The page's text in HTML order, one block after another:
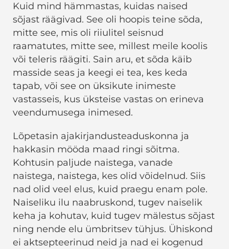
Kuid mind hämmastas, kuidas naised
sõjast räägivad. See oli hoopis teine ​​sõda,
mitte see, mis oli riiulitel seisnud
raamatutes, mitte see, millest meile koolis
või teleris räägiti. Sain aru, et sõda käib
masside seas ja keegi ei tea, kes keda
tapab, või see on üksikute inimeste
vastasseis, kus üksteise vastas on erineva
veendumusega inimesed.
Lõpetasin ajakirjandusteaduskonna ja
hakkasin mööda maad ringi sõitma.
Kohtusin paljude naistega, vanade
naistega, naistega, kes olid võidelnud. Siis
nad olid veel elus, kuid praegu enam pole.
Naiseliku ilu naabruskond, tugev naiselik
keha ja kohutav, kuid tugev mälestus sõjast
ning nende elu ümbritsev tühjus. Ühiskond
ei aktsepteerinud neid ja nad ei kogenud